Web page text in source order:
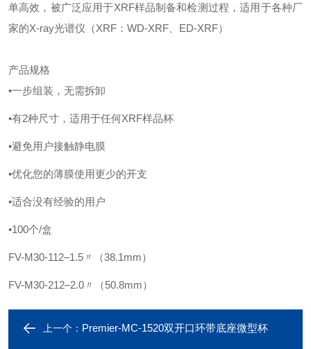
单高效 ，被广泛应用于XRF样品制备和检测过程，适用于各种厂
家的X-ray光谱仪（XRF：WD-XRF、ED-XRF）
产品规格
•一步组装，无需拆卸
•有2种尺寸，适用于任何XRF样品杯
•避免用户接触静电膜
•优化您的薄膜使用更少的开支
•适合没有经验的用户
•100个/盒
FV-M30-112–1.5〃（38.1mm）
FV-M30-212–2.0〃（50.8mm）
上一个： Premier-MC-1520双开口环带底座微型杯